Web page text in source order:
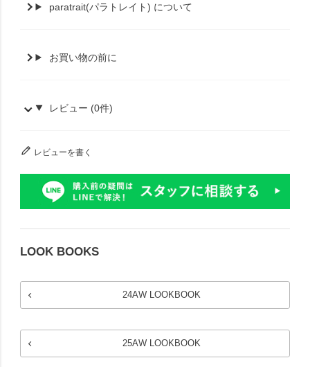
paratrait(パラトレイト) について
お買い物の前に
レビュー (0件)
レビューを書く
LOOK BOOKS
24AW LOOKBOOK
25AW LOOKBOOK